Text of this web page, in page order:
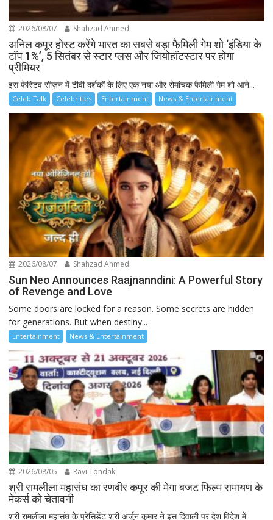
2026/08/07 Shahzad Ahmed
अनिल कपूर होस्ट करेंगे भारत का सबसे बड़ा फैमिली गेम शो ‘इंडिया के
टॉप 1%’, 5 सितंबर से स्टार प्लस और जियोहॉटस्टार पर होगा
प्रीमियर
इस फेस्टिव सीज़न में टीवी दर्शकों के लिए एक नया और रोमांचक फैमिली गेम शो आने...
Celeb Talk Celebrities Entertainment News & Entertainment
2026/08/07 Shahzad Ahmed
Sun Neo Announces Raajnanndini: A Powerful Story
of Revenge and Love
Some doors are locked for a reason. Some secrets are hidden
for generations. But when destiny...
Entertainment News & Entertainment
2026/08/05 Ravi Tondak
श्री रामलीला महासंघ का रणबीर कपूर की मेगा बजट फिल्म रामायण के
मेकर्स को चेतावनी
श्री रामलीला महासंघ के प्रेसिडेंट श्री अर्जुन कुमार ने इस दिवाली पर देश विदेश में